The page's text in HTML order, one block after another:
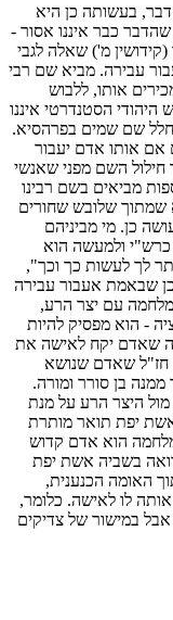
בעשותה כן היא
כבר איננו אסור -
מ') שאלה לגבי
עבירה. מביא שם רבי
אותו, ללבוש
הסטנדרטי איננו
שם שמים בפרהסיא.
אותו אדם יעבור
השם מפני שאנשי
מביאים בשם רבינו
שמתוך שלובש שחורים
כן. מי מביניהם
כרש"י ולמעשה הוא
לך לעשות כך וכך",
שבאמת אעבור עבירה
עם יצר הרע,
- הוא מפסיק להיות
שאדם יקח לאישה את
חז"ל שאדם שנושא
בן סורר ומורה.
היצר הרע על מנת
יפת תואר מותרת
הוא אדם קדוש
בשביה אשת יפת
האומה הכנענית,
לו לאישה. כלומר,
במישור של צדיקים